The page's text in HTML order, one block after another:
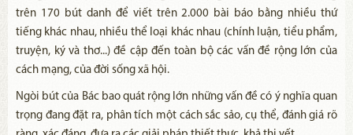
trên 170 bút danh để viết trên 2.000 bài báo bằng nhiều thứ
tiếng khác nhau, nhiều thể loại khác nhau (chính luận, tiểu phẩm,
truyện, ký và thơ...) đề cập đến toàn bộ các vấn đề rộng lớn của
cách mạng, của đời sống xã hội.
Ngòi bút của Bác bao quát rộng lớn những vấn đề có ý nghĩa quan
trọng đang đặt ra, phân tích một cách sắc sảo, cụ thể, đánh giá rõ